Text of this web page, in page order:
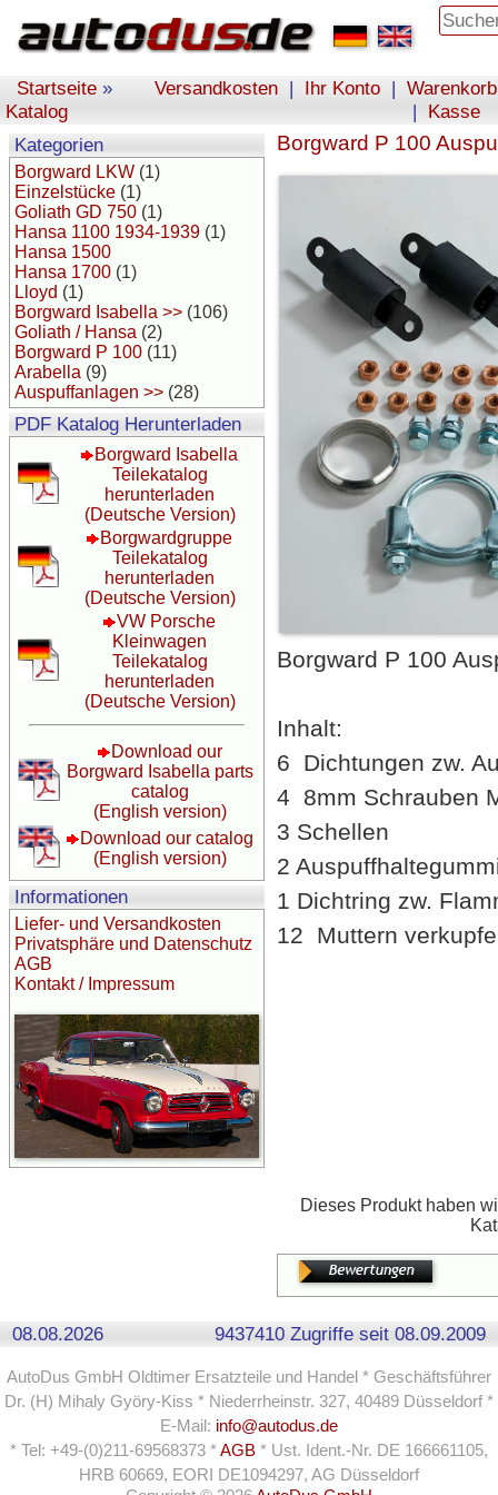
Startseite »
Katalog
Versandkosten | Ihr Konto | Warenkorb
| Kasse
Kategorien
Borgward LKW (1)
Einzelstücke (1)
Goliath GD 750 (1)
Hansa 1100 1934-1939 (1)
Hansa 1500
Hansa 1700 (1)
Lloyd (1)
Borgward Isabella >> (106)
Goliath / Hansa (2)
Borgward P 100 (11)
Arabella (9)
Auspuffanlagen >> (28)
PDF Katalog Herunterladen
Borgward Isabella
Teilekatalog
herunterladen
(Deutsche Version)
Borgwardgruppe
Teilekatalog
herunterladen
(Deutsche Version)
VW Porsche
Kleinwagen
Teilekatalog
herunterladen
(Deutsche Version)
Download our
Borgward Isabella parts
catalog
(English version)
Download our catalog
(English version)
Informationen
Liefer- und Versandkosten
Privatsphäre und Datenschutz
AGB
Kontakt / Impressum
Borgward P 100
Borgward P 100
Inhalt:
6 Dichtungen zw.
4 8mm Schrauben
3 Schellen
2
1 Dichtring zw.
12 Muttern
Dieses Produkt haben
08.08.2026 9437410 Zugriffe seit 08.09.2009
AutoDus GmbH Oldtimer Ersatzteile und Handel * Geschäftsführer
Dr. (H) Mihaly Györy-Kiss * Niederrheinstr. 327, 40489 Düsseldorf *
E-Mail: info@autodus.de
* Tel: +49-(0)211-69568373 *AGB * Ust. Ident.-Nr. DE 166661105,
HRB 60669, EORI DE1094297, AG Düsseldorf